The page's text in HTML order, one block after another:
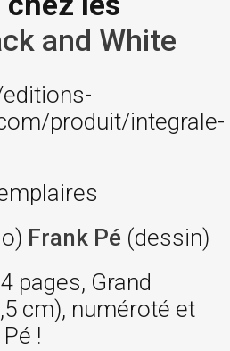
and White
produit/integrale-
Frank Pé (dessin)
pages, Grand
cm), numéroté et
!